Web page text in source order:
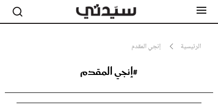
الرئيسية إنجي المقدم
#إنجي المقدم
جمال
صحة ورشاقة